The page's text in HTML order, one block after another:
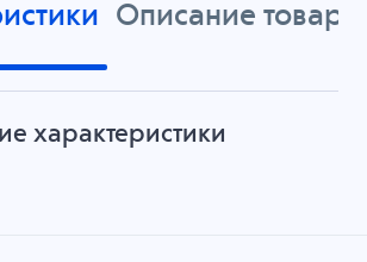
Описание товара
характеристики